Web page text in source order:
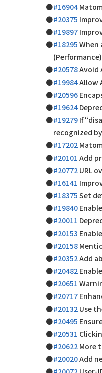
#16904
#20375
#19897
#18295 When
#20578Avoid
#19984Allow
#20596
#19624
#19279 If
recognized by
#17202
#20101 Add
#20772 URL
#16141
#18375 Set
#19840
#20011
#20153
#20158
#20352Add
#20482
#20651
#20717
#20132 Use
#20495
#20531
#20622 More
#20020Add